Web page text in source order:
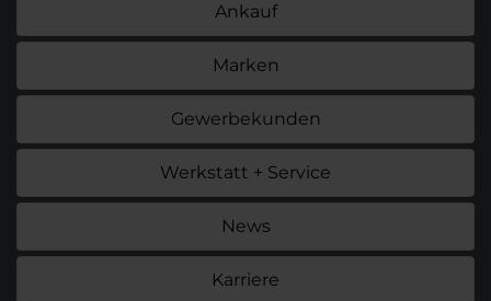
Ankauf
Marken
Gewerbekunden
Werkstatt + Service
News
Karriere